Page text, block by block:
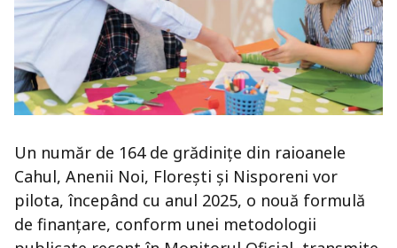
Un număr de 164 de grădinițe din raioanele
Cahul, Anenii Noi, Florești și Nisporeni vor
pilota, începând cu anul 2025, o nouă formulă
de finanțare, conform unei metodologii